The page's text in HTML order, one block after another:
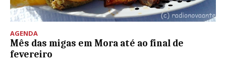
AGENDA
Mês das migas em Mora até ao final de
fevereiro